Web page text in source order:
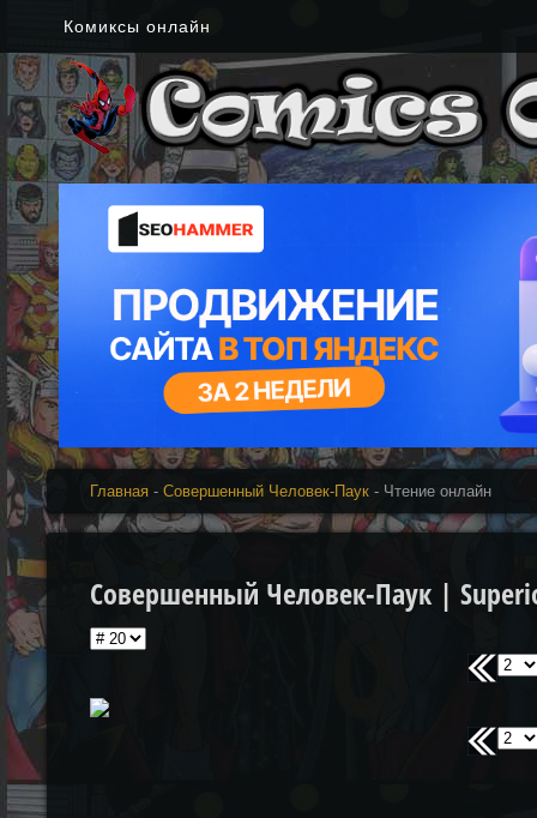
Комиксы онлайн
Главная -Совершенный Человек-Паук - Чтение онлайн
Совершенный Человек-Паук |